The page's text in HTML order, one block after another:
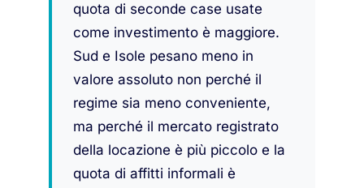
quota di seconde case usate
come investimento è maggiore.
Sud e Isole pesano meno in
valore assoluto non perché il
regime sia meno conveniente,
ma perché il mercato registrato
della locazione è più piccolo e la
quota di affitti informali è